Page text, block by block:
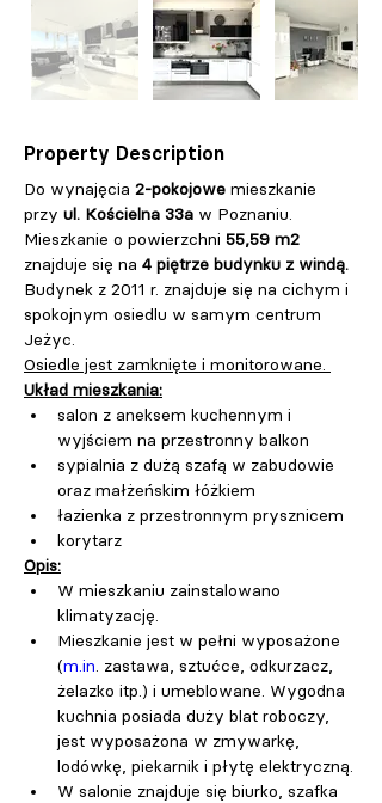
Property Description
Do wynajęcia 2-pokojowe mieszkanie
przy ul. Kościelna 33a w Poznaniu.
Mieszkanie o powierzchni 55,59 m2
znajduje się na 4 piętrze budynku z windą.
Budynek z 2011 r. znajduje się na cichym i
spokojnym osiedlu w samym centrum
Jeżyc.
Osiedle jest zamknięte i monitorowane.
Układ mieszkania:
salon z aneksem kuchennym i
wyjściem na przestronny balkon
sypialnia z dużą szafą w zabudowie
oraz małżeńskim łóżkiem
łazienka z przestronnym prysznicem
korytarz
Opis:
W mieszkaniu zainstalowano
klimatyzację.
Mieszkanie jest w pełni wyposażone
(m.in. zastawa, sztućce, odkurzacz,
żelazko itp.) i umeblowane. Wygodna
kuchnia posiada duży blat roboczy,
jest wyposażona w zmywarkę,
lodówkę, piekarnik i płytę elektryczną.
W salonie znajduje się biurko, szafka